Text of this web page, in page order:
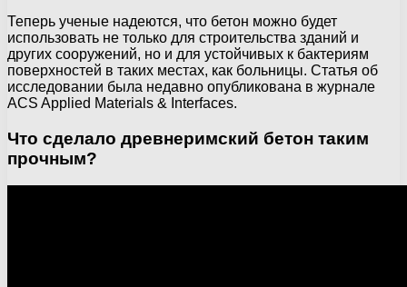
Теперь ученые надеются, что бетон можно будет
использовать не только для строительства зданий и
других сооружений, но и для устойчивых к бактериям
поверхностей в таких местах, как больницы. Статья об
исследовании была недавно опубликована в журнале
ACS Applied Materials & Interfaces.
Что сделало древнеримский бетон таким
прочным?